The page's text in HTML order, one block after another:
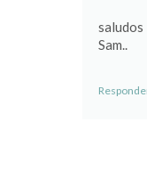
Sam..